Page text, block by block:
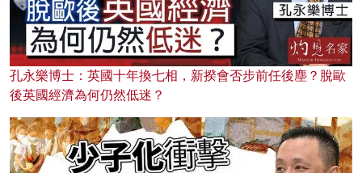
孔永樂博士：英國十年換七相，新揆會否步前任後塵？脫歐
後英國經濟為何仍然低迷？